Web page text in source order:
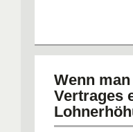
Wenn
Vertrages